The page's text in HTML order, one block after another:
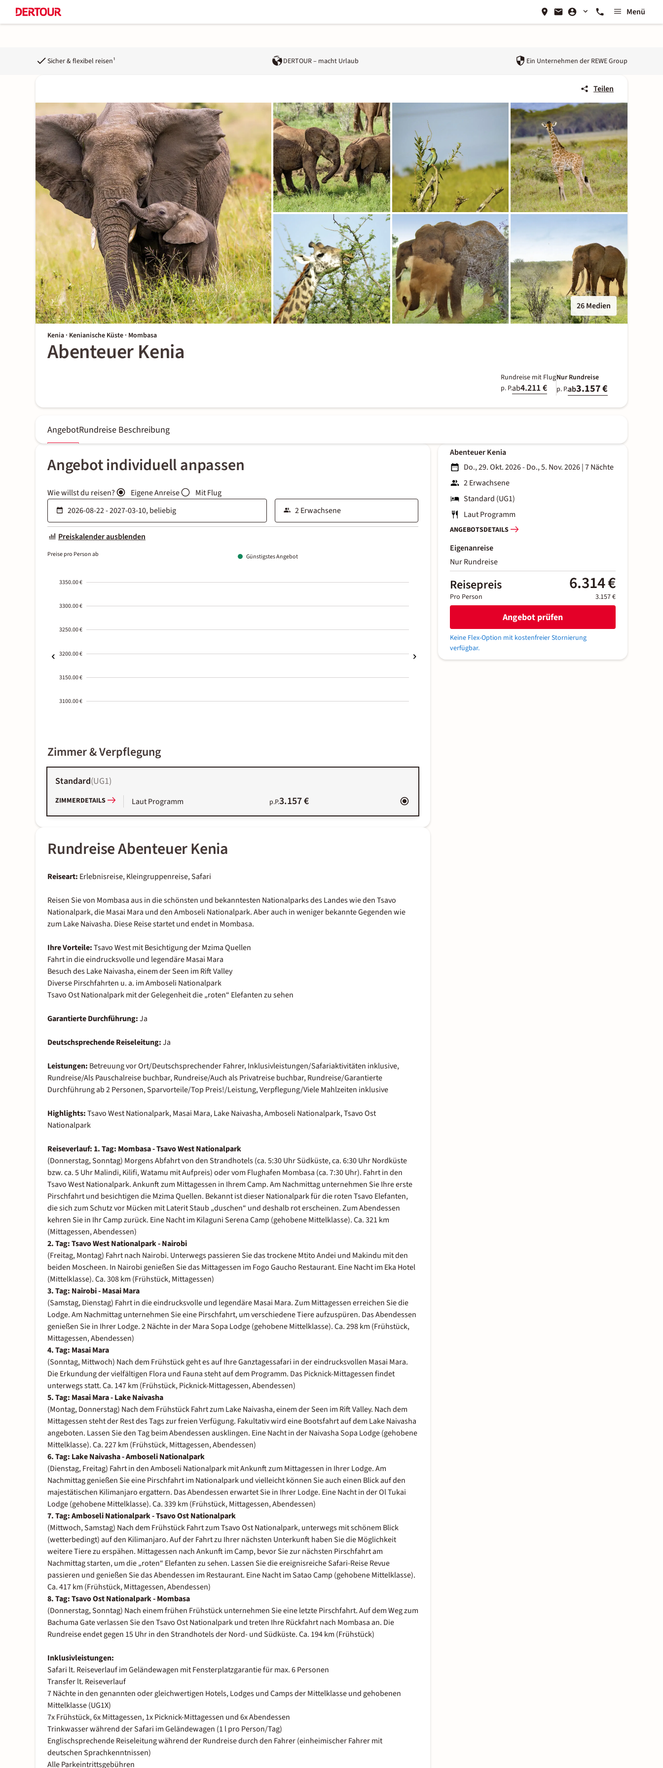
Menü
Sicher & flexibel reisen¹ DERTOUR – macht Urlaub Ein Unternehmen der REWE Group
Teilen
26 Medien
Kenia · Kenianische Küste · Mombasa
Abenteuer Kenia
Rundreise mit Flug
p. P.ab4.211 €
Nur Rundreise
p. P.ab3.157 €
AngebotRundreise Beschreibung
Angebot individuell anpassen
Wie willst du reisen? Eigene Anreise Mit Flug
Preiskalender ausblenden
Preise pro Person ab Günstigstes Angebot
3350.00 €
3300.00 €
3250.00 €
3200.00 €
3150.00 €
3100.00 €
01-02
Zimmer & Verpflegung
Standard(UG1)
ZIMMERDETAILS Laut Programm p.P.3.157 €
Rundreise Abenteuer Kenia
Reiseart: Erlebnisreise, Kleingruppenreise, Safari
Reisen Sie von Mombasa aus in die schönsten und bekanntesten Nationalparks des Landes wie den Tsavo
Nationalpark, die Masai Mara und den Amboseli Nationalpark. Aber auch in weniger bekannte Gegenden wie
zum Lake Naivasha. Diese Reise startet und endet in Mombasa.
Ihre Vorteile:Tsavo West mit Besichtigung der Mzima Quellen
Fahrt in die eindrucksvolle und legendäre Masai Mara
Besuch des Lake Naivasha, einem der Seen im Rift Valley
Diverse Pirschfahrten u. a. im Amboseli Nationalpark
Tsavo Ost Nationalpark mit der Gelegenheit die „roten“ Elefanten zu sehen
Garantierte Durchführung:Ja
Deutschsprechende Reiseleitung:Ja
Leistungen: Betreuung vor Ort/Deutschsprechender Fahrer, Inklusivleistungen/Safariaktivitäten inklusive,
Rundreise/Als Pauschalreise buchbar, Rundreise/Auch als Privatreise buchbar, Rundreise/Garantierte
Durchführung ab 2 Personen, Sparvorteile/Top Preis!/Leistung, Verpflegung/Viele Mahlzeiten inklusive
Highlights:Tsavo West Nationalpark, Masai Mara, Lake Naivasha, Amboseli Nationalpark, Tsavo Ost
Nationalpark
Reiseverlauf: 1. Tag: Mombasa - Tsavo West Nationalpark
(Donnerstag, Sonntag) Morgens Abfahrt von den Strandhotels (ca. 5:30 Uhr Südküste, ca. 6:30 Uhr Nordküste
bzw. ca. 5 Uhr Malindi, Kilifi, Watamu mit Aufpreis) oder vom Flughafen Mombasa (ca. 7:30 Uhr). Fahrt in den
Tsavo West Nationalpark. Ankunft zum Mittagessen in Ihrem Camp. Am Nachmittag unternehmen Sie Ihre erste
Pirschfahrt und besichtigen die Mzima Quellen. Bekannt ist dieser Nationalpark für die roten Tsavo Elefanten,
die sich zum Schutz vor Mücken mit Laterit Staub „duschen“ und deshalb rot erscheinen. Zum Abendessen
kehren Sie in Ihr Camp zurück. Eine Nacht im Kilaguni Serena Camp (gehobene Mittelklasse). Ca. 321 km
(Mittagessen, Abendessen)
2. Tag: Tsavo West Nationalpark - Nairobi
(Freitag, Montag) Fahrt nach Nairobi. Unterwegs passieren Sie das trockene Mtito Andei und Makindu mit den
beiden Moscheen. In Nairobi genießen Sie das Mittagessen im Fogo Gaucho Restaurant. Eine Nacht im Eka Hotel
(Mittelklasse). Ca. 308 km (Frühstück, Mittagessen)
3. Tag: Nairobi - Masai Mara
(Samstag, Dienstag) Fahrt in die eindrucksvolle und legendäre Masai Mara. Zum Mittagessen erreichen Sie die
Lodge. Am Nachmittag unternehmen Sie eine Pirschfahrt, um verschiedene Tiere aufzuspüren. Das Abendessen
genießen Sie in Ihrer Lodge. 2 Nächte in der Mara Sopa Lodge (gehobene Mittelklasse). Ca. 298 km (Frühstück,
Mittagessen, Abendessen)
4. Tag: Masai Mara
(Sonntag, Mittwoch) Nach dem Frühstück geht es auf Ihre Ganztagessafari in der eindrucksvollen Masai Mara.
Die Erkundung der vielfältigen Flora und Fauna steht auf dem Programm. Das Picknick-Mittagessen findet
unterwegs statt. Ca. 147 km (Frühstück, Picknick-Mittagessen, Abendessen)
5. Tag: Masai Mara - Lake Naivasha
(Montag, Donnerstag) Nach dem Frühstück Fahrt zum Lake Naivasha, einem der Seen im Rift Valley. Nach dem
Mittagessen steht der Rest des Tags zur freien Verfügung. Fakultativ wird eine Bootsfahrt auf dem Lake Naivasha
angeboten. Lassen Sie den Tag beim Abendessen ausklingen. Eine Nacht in der Naivasha Sopa Lodge (gehobene
Mittelklasse). Ca. 227 km (Frühstück, Mittagessen, Abendessen)
6. Tag: Lake Naivasha - Amboseli Nationalpark
(Dienstag, Freitag) Fahrt in den Amboseli Nationalpark mit Ankunft zum Mittagessen in Ihrer Lodge. Am
Nachmittag genießen Sie eine Pirschfahrt im Nationalpark und vielleicht können Sie auch einen Blick auf den
majestätischen Kilimanjaro ergattern. Das Abendessen erwartet Sie in Ihrer Lodge. Eine Nacht in der Ol Tukai
Lodge (gehobene Mittelklasse). Ca. 339 km (Frühstück, Mittagessen, Abendessen)
7. Tag: Amboseli Nationalpark - Tsavo Ost Nationalpark
(Mittwoch, Samstag) Nach dem Frühstück Fahrt zum Tsavo Ost Nationalpark, unterwegs mit schönem Blick
(wetterbedingt) auf den Kilimanjaro. Auf der Fahrt zu Ihrer nächsten Unterkunft haben Sie die Möglichkeit
weitere Tiere zu erspähen. Mittagessen nach Ankunft im Camp, bevor Sie zur nächsten Pirschfahrt am
Nachmittag starten, um die „roten“ Elefanten zu sehen. Lassen Sie die ereignisreiche Safari-Reise Revue
passieren und genießen Sie das Abendessen im Restaurant. Eine Nacht im Satao Camp (gehobene Mittelklasse).
Ca. 417 km (Frühstück, Mittagessen, Abendessen)
8. Tag:Tsavo Ost Nationalpark - Mombasa
(Donnerstag, Sonntag) Nach einem frühen Frühstück unternehmen Sie eine letzte Pirschfahrt. Auf dem Weg zum
Bachuma Gate verlassen Sie den Tsavo Ost Nationalpark und treten Ihre Rückfahrt nach Mombasa an. Die
Rundreise endet gegen 15 Uhr in den Strandhotels der Nord- und Südküste. Ca. 194 km (Frühstück)
Inklusivleistungen:
Safari lt. Reiseverlauf im Geländewagen mit Fensterplatzgarantie für max. 6 Personen
Transfer lt. Reiseverlauf
7 Nächte in den genannten oder gleichwertigen Hotels, Lodges und Camps der Mittelklasse und gehobenen
Mittelklasse (UG1X)
7x Frühstück, 6x Mittagessen, 1x Picknick-Mittagessen und 6x Abendessen
Trinkwasser während der Safari im Geländewagen (1 l pro Person/Tag)
Englischsprechende Reiseleitung während der Rundreise durch den Fahrer (einheimischer Fahrer mit
deutschen Sprachkenntnissen)
Alle Parkeintrittsgebühren
Abenteuer Kenia
Do., 29. Okt. 2026 - Do., 5. Nov. 2026|7 Nächte
2 Erwachsene
Standard (UG1)
Laut Programm
ANGEBOTSDETAILS
Eigenanreise
Nur Rundreise
Reisepreis 6.314 €
Pro Person 3.157 €
Angebot prüfen
Keine Flex-Option mit kostenfreier Stornierung
verfügbar.